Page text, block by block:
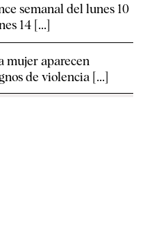
semanal del lunes 10
14 [...]
mujer aparecen
de violencia [...]